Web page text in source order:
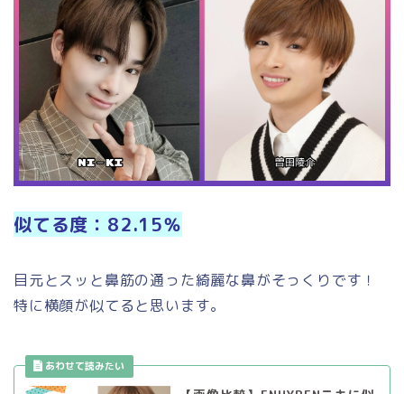
似てる度：82.15％
目元とスッと鼻筋の通った綺麗な鼻がそっくりです！
特に横顔が似てると思います。